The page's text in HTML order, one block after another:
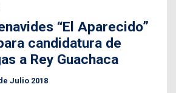
“El Aparecido”
candidatura de
a Rey Guachaca
Julio 2018